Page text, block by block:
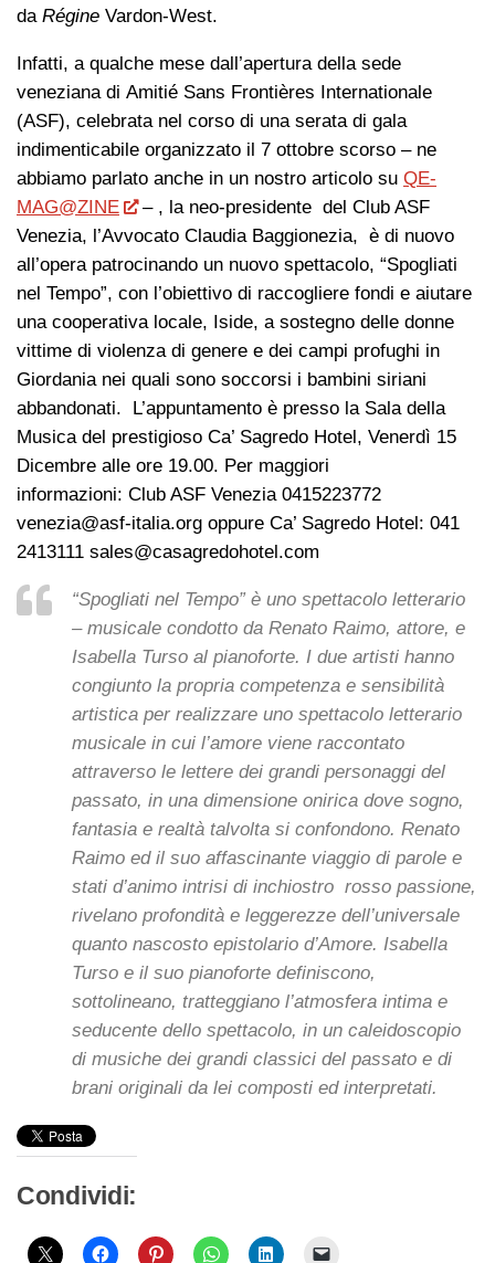
da Régine Vardon-West.
Infatti, a qualche mese dall’apertura della sede
veneziana di Amitié Sans Frontières Internationale
(ASF), celebrata nel corso di una serata di gala
indimenticabile organizzato il 7 ottobre scorso – ne
abbiamo parlato anche in un nostro articolo su QE-
MAG@ZINE
– , la neo-presidente del Club ASF
Venezia, l’Avvocato Claudia Baggionezia, è di nuovo
all’opera patrocinando un nuovo spettacolo, “Spogliati
nel Tempo”, con l’obiettivo di raccogliere fondi e aiutare
una cooperativa locale, Iside, a sostegno delle donne
vittime di violenza di genere e dei campi profughi in
Giordania nei quali sono soccorsi i bambini siriani
abbandonati. L’appuntamento è presso la Sala della
Musica del prestigioso Ca’ Sagredo Hotel, Venerdì 15
Dicembre alle ore 19.00. Per maggiori
informazioni: Club ASF Venezia 0415223772
venezia@asf-italia.org oppure Ca’ Sagredo Hotel: 041
2413111 sales@casagredohotel.com
“Spogliati nel Tempo” è uno spettacolo letterario
– musicale condotto da Renato Raimo, attore, e
Isabella Turso al pianoforte. I due artisti hanno
congiunto la propria competenza e sensibilità
artistica per realizzare uno spettacolo letterario
musicale in cui l’amore viene raccontato
attraverso le lettere dei grandi personaggi del
passato, in una dimensione onirica dove sogno,
fantasia e realtà talvolta si confondono. Renato
Raimo ed il suo affascinante viaggio di parole e
stati d’animo intrisi di inchiostro rosso passione,
rivelano profondità e leggerezze dell’universale
quanto nascosto epistolario d’Amore. Isabella
Turso e il suo pianoforte definiscono,
sottolineano, tratteggiano l’atmosfera intima e
seducente dello spettacolo, in un caleidoscopio
di musiche dei grandi classici del passato e di
brani originali da lei composti ed interpretati.
Condividi: